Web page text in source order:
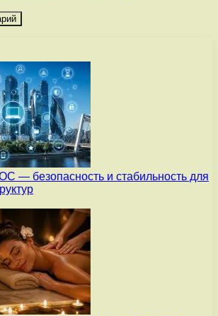
— безопасность и стабильность для